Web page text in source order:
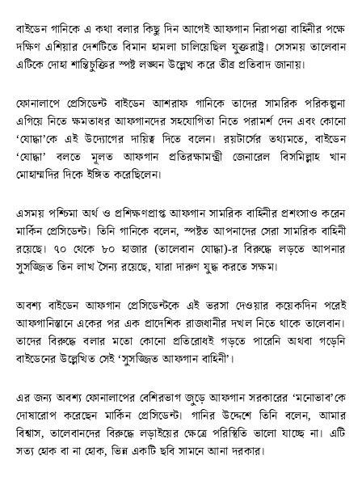
বাইডেন গানিকে এ কথা বলার কিছু দিন আগেই আফগান নিরাপত্তা বাহিনীর পক্ষে
দক্ষিণ এশিয়ার দেশটিতে বিমান হামলা চালিয়েছিল যুক্তরাষ্ট্র। সেসময় তালেবান
এটিকে দোহা শান্তিচুক্তির স্পষ্ট লঙ্ঘন উল্লেখ করে তীব্র প্রতিবাদ জানায়।
ফোনালাপে প্রেসিডেন্ট বাইডেন আশরাফ গানিকে তাদের সামরিক পরিকল্পনা
এগিয়ে নিতে ক্ষমতাধর আফগানদের সহযোগিতা নিতে পরামর্শ দেন এবং কোনো
‘যোদ্ধা’কে এই উদ্যোগের দায়িত্ব দিতে বলেন। রয়টার্সের তথ্যমতে, বাইডেন
‘যোদ্ধা’ বলতে মূলত আফগান প্রতিরক্ষামন্ত্রী জেনারেল বিসমিল্লাহ খান
মোহাম্মদির দিকে ইঙ্গিত করেছিলেন।
এসময় পশ্চিমা অর্থ ও প্রশিক্ষণপ্রাপ্ত আফগান সামরিক বাহিনীর প্রশংসাও করেন
মার্কিন প্রেসিডেন্ট। তিনি গানিকে বলেন, স্পষ্টত আপনাদের সেরা সামরিক বাহিনী
রয়েছে। ৭০ থেকে ৮০ হাজার (তালেবান যোদ্ধা)-র বিরুদ্ধে লড়তে আপনার
সুসজ্জিত তিন লাখ সৈন্য রয়েছে, যারা দারুণ যুদ্ধ করতে সক্ষম।
অবশ্য বাইডেন আফগান প্রেসিডেন্টকে এই ভরসা দেওয়ার কয়েকদিন পরেই
আফগানিস্তানে একের পর এক প্রাদেশিক রাজধানীর দখল নিতে থাকে তালেবান।
তাদের বিরুদ্ধে বলার মতো কোনো প্রতিরোধই গড়তে পারেনি অথবা গড়েনি
বাইডেনের উল্লেখিত সেই ‘সুসজ্জিত আফগান বাহিনী’।
এর জন্য অবশ্য ফোনালাপের বেশিরভাগ জুড়ে আফগান সরকারের ‘মনোভাব’কে
দোষারোপ করেছেন মার্কিন প্রেসিডেন্ট। গানির উদ্দেশে তিনি বলেন, আমার
বিশ্বাস, তালেবানদের বিরুদ্ধে লড়াইয়ের ক্ষেত্রে পরিস্থিতি ভালো যাচ্ছে না। এটি
সত্য হোক বা না হোক, ভিন্ন একটি ছবি সামনে আনা দরকার।